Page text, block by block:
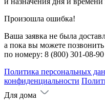
Произошла ошибка!
Ваша заявка не была
а пока вы можете
по номеру: 8 (800) 301-08-90
Политика персональных
конфиденциальности
Для дома